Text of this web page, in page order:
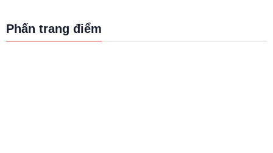
Phấn trang điểm